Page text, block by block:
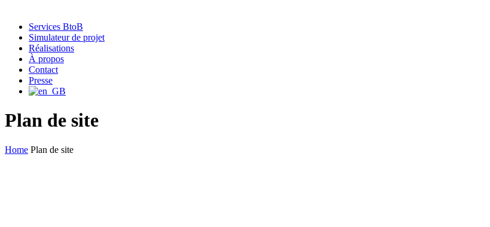
Services BtoB
Simulateur de projet
Réalisations
À propos
Contact
Presse
Plan de site
Home Plan de site